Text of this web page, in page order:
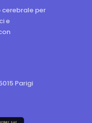
per
e
Parigi